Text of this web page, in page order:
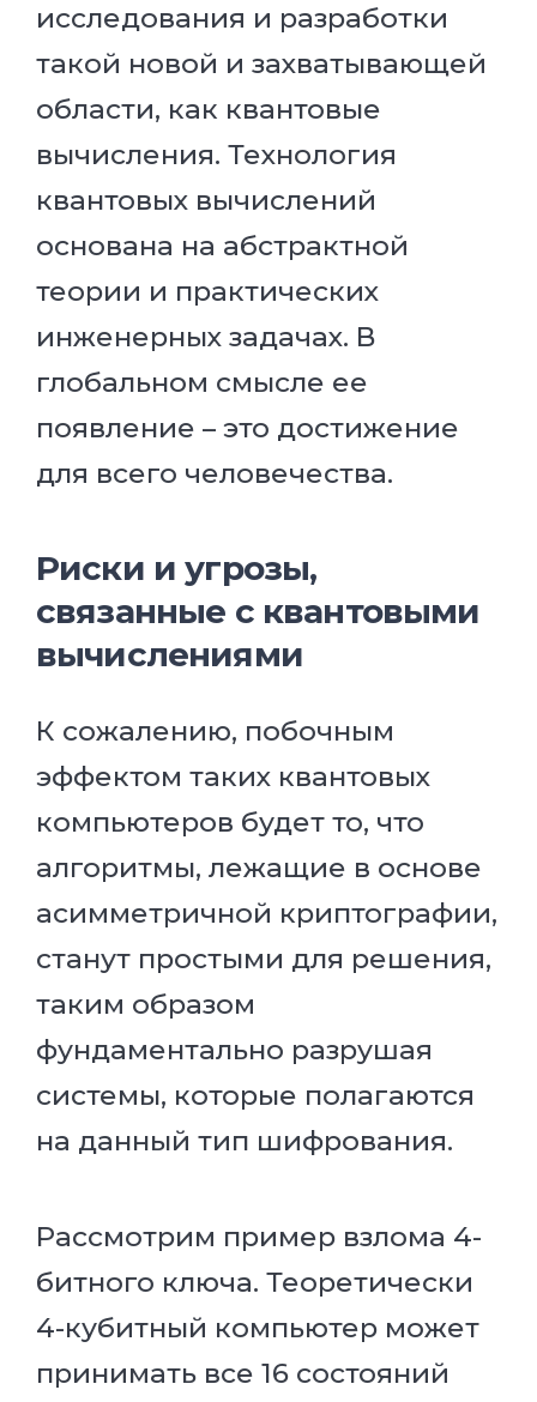
исследования и разработки
такой новой и захватывающей
области, как квантовые
вычисления. Технология
квантовых вычислений
основана на абстрактной
теории и практических
инженерных задачах. В
глобальном смысле ее
появление – это достижение
для всего человечества.
Риски и угрозы,
связанные с квантовыми
вычислениями
К сожалению, побочным
эффектом таких квантовых
компьютеров будет то, что
алгоритмы, лежащие в основе
асимметричной криптографии,
станут простыми для решения,
таким образом
фундаментально разрушая
системы, которые полагаются
на данный тип шифрования.
Рассмотрим пример взлома 4-
битного ключа. Теоретически
4-кубитный компьютер может
принимать все 16 состояний